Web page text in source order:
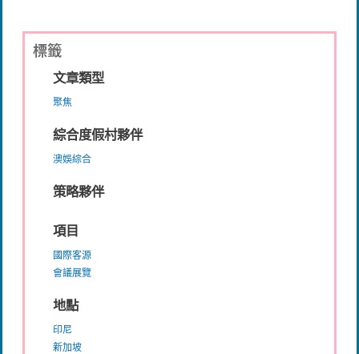
標籤
文章類型
聚焦
綜合度假村夥伴
澳娛綜合
策略夥伴
項目
國際客源
會議展覽
地點
印尼
新加坡